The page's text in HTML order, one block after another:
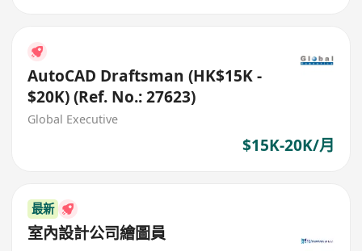
AutoCAD Draftsman (HK$15K -
$20K) (Ref. No.: 27623)
Global Executive
$15K-20K/月
最新
室內設計公司繪圖員